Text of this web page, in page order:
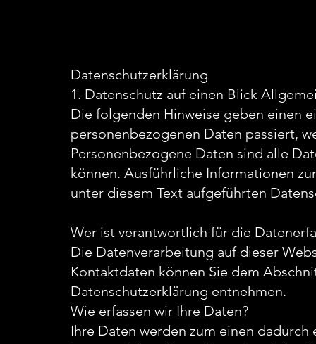
Datenschutzerklärung
1. Datenschutz auf einen Blick
Die folgenden Hinweise geben einen
personenbezogenen Daten passiert,
Personenbezogene Daten sind alle
können. Ausführliche Informationen
unter diesem Text aufgeführten
Wer ist verantwortlich für die
Die Datenverarbeitung auf dieser
Kontaktdaten können Sie dem
Datenschutzerklärung entnehmen.
Wie erfassen wir Ihre Daten?
Ihre Daten werden zum einen